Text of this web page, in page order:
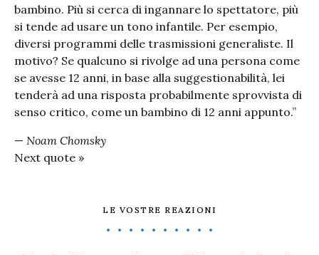
bambino. Più si cerca di ingannare lo spettatore, più
si tende ad usare un tono infantile. Per esempio,
diversi programmi delle trasmissioni generaliste. Il
motivo? Se qualcuno si rivolge ad una persona come
se avesse 12 anni, in base alla suggestionabilità, lei
tenderà ad una risposta probabilmente sprovvista di
senso critico, come un bambino di 12 anni appunto.”
— Noam Chomsky
Next quote »
LE VOSTRE REAZIONI